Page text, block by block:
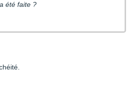
été faite ?